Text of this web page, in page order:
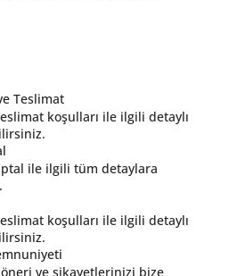
Teslimat
koşulları ile ilgili detaylı
ile ilgili tüm detaylara
koşulları ile ilgili detaylı
ve şikayetlerinizi bize